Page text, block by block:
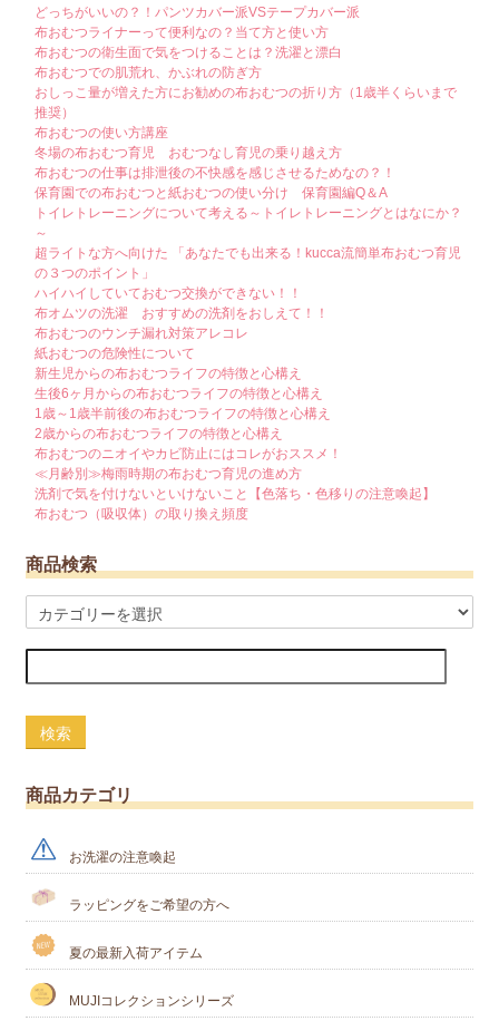
どっちがいいの？！パンツカバー派VSテープカバー派
布おむつライナーって便利なの？当て方と使い方
布おむつの衛生面で気をつけることは？洗濯と漂白
布おむつでの肌荒れ、かぶれの防ぎ方
おしっこ量が増えた方にお勧めの布おむつの折り方（1歳半くらいまで
推奨）
布おむつの使い方講座
冬場の布おむつ育児 おむつなし育児の乗り越え方
布おむつの仕事は排泄後の不快感を感じさせるためなの？！
保育園での布おむつと紙おむつの使い分け 保育園編Q＆A
トイレトレーニングについて考える～トイレトレーニングとはなにか？
～
超ライトな方へ向けた 「あなたでも出来る！kucca流簡単布おむつ育児
の３つのポイント」
ハイハイしていておむつ交換ができない！！
布オムツの洗濯 おすすめの洗剤をおしえて！！
布おむつのウンチ漏れ対策アレコレ
紙おむつの危険性について
新生児からの布おむつライフの特徴と心構え
生後6ヶ月からの布おむつライフの特徴と心構え
1歳～1歳半前後の布おむつライフの特徴と心構え
2歳からの布おむつライフの特徴と心構え
布おむつのニオイやカビ防止にはコレがおススメ！
≪月齢別≫梅雨時期の布おむつ育児の進め方
洗剤で気を付けないといけないこと【色落ち・色移りの注意喚起】
布おむつ（吸収体）の取り換え頻度
商品検索
検索
商品カテゴリ
お洗濯の注意喚起
ラッピングをご希望の方へ
夏の最新入荷アイテム
MUJIコレクションシリーズ